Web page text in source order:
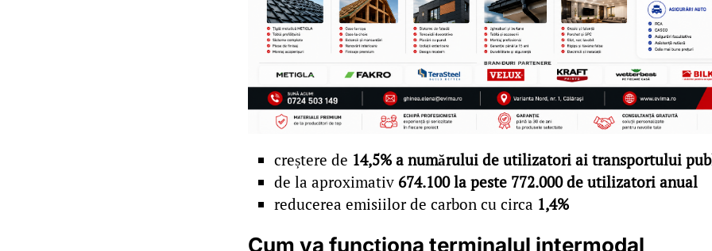
creștere de 14,5% a numărului de utilizatori ai transportului
de la aproximativ 674.100 la peste 772.000 de utilizatori anual
reducerea emisiilor de carbon cu circa 1,4%
Cum va funcționa terminalul intermodal